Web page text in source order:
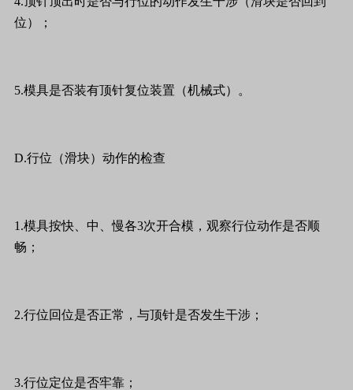
位）；
5.模具是否装有顶针复位装置（机械式）。
D.行位（滑块）动作的检查
1.模具按快、中、慢各3次开合模，观察行位动作是否顺
畅；
2.行位回位是否正常，与顶针是否发生干涉；
3.行位定位是否牢靠；